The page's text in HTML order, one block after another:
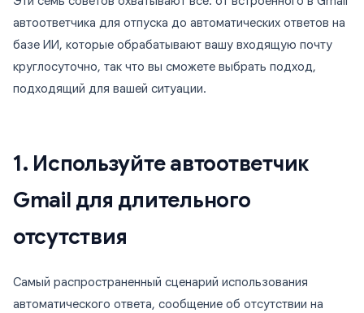
автоответчика для отпуска до автоматических ответов на
базе ИИ, которые обрабатывают вашу входящую почту
круглосуточно, так что вы сможете выбрать подход,
подходящий для вашей ситуации.
1. Используйте автоответчик
Gmail для длительного
отсутствия
Самый распространенный сценарий использования
автоматического ответа, сообщение об отсутствии на